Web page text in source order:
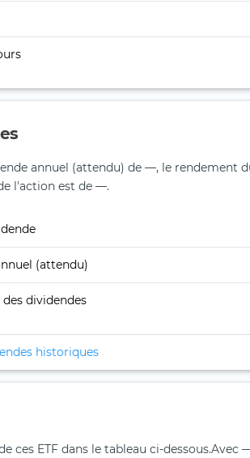
annuel (attendu) de —, le rendement
l'action est de —.
(attendu)
dividendes
historiques
ces ETF dans le tableau ci-dessous.Avec